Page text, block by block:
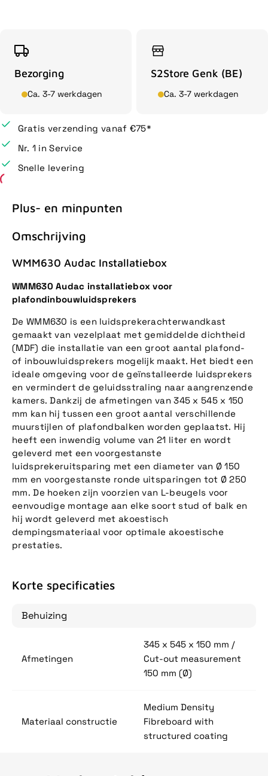
Bezorging
Ca. 3-7 werkdagen
S2Store Genk (BE)
Ca. 3-7 werkdagen
Gratis verzending vanaf €75*
Nr. 1 in Service
Snelle levering
Plus- en minpunten
Omschrijving
WMM630 Audac Installatiebox
WMM630 Audac installatiebox voor
plafondinbouwluidsprekers
De WMM630 is een luidsprekerachterwandkast
gemaakt van vezelplaat met gemiddelde dichtheid
(MDF) die installatie van een groot aantal plafond-
of inbouwluidsprekers mogelijk maakt. Het biedt een
ideale omgeving voor de geïnstalleerde luidsprekers
en vermindert de geluidsstraling naar aangrenzende
kamers. Dankzij de afmetingen van 345 x 545 x 150
mm kan hij tussen een groot aantal verschillende
muurstijlen of plafondbalken worden geplaatst. Hij
heeft een inwendig volume van 21 liter en wordt
geleverd met een voorgestanste
luidsprekeruitsparing met een diameter van Ø 150
mm en voorgestanste ronde uitsparingen tot Ø 250
mm. De hoeken zijn voorzien van L-beugels voor
eenvoudige montage aan elke soort stud of balk en
hij wordt geleverd met akoestisch
dempingsmateriaal voor optimale akoestische
prestaties.
Korte specificaties
Behuizing
Afmetingen
345 x 545 x 150 mm /
Cut-out measurement
150 mm (Ø)
Materiaal constructie
Medium Density
Fibreboard with
structured coating